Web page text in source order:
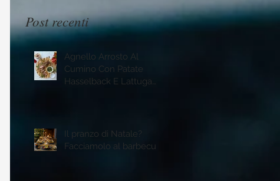
Post recenti
Agnello Arrosto Al
Cumino Con Patate
Hasselback E Lattuga
Il pranzo di Natale?
Facciamolo al barbecue